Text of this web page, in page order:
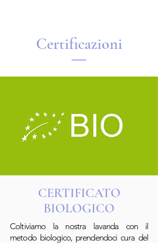
Certificazioni
CERTIFICATO
BIOLOGICO
Coltiviamo la nostra lavanda con il
metodo biologico, prendendoci cura del